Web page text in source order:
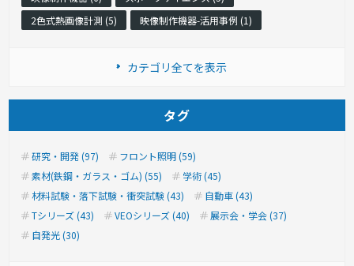
2色式熱画像計測 (5)
映像制作機器-活用事例 (1)
カテゴリ全てを表示
タグ
研究・開発 (97)
フロント照明 (59)
素材(鉄鋼・ガラス・ゴム) (55)
学術 (45)
材料試験・落下試験・衝突試験 (43)
自動車 (43)
Tシリーズ (43)
VEOシリーズ (40)
展示会・学会 (37)
自発光 (30)